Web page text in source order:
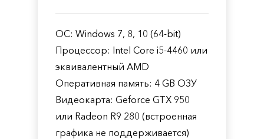
ОС: Windows 7, 8, 10 (64-bit)
Процессор: Intel Core i5-4460 или
эквивалентный AMD
Оперативная память: 4 GB ОЗУ
Видеокарта: Geforce GTX 950
или Radeon R9 280 (встроенная
графика не поддерживается)